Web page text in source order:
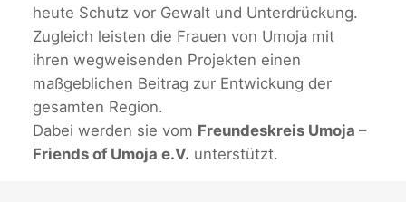
heute Schutz vor Gewalt und Unterdrückung.
Zugleich leisten die Frauen von Umoja mit
ihren wegweisenden Projekten einen
maßgeblichen Beitrag zur Entwickung der
gesamten Region.
Dabei werden sie vom Freundeskreis Umoja –
Friends of Umoja e.V. unterstützt.